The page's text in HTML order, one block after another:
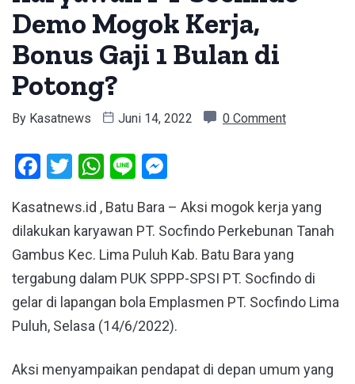
Demo Mogok Kerja,
Bonus Gaji 1 Bulan di
Potong?
By Kasatnews Juni 14, 2022 0 Comment
Facebook
Twitter
WhatsApp
Line
Kasatnews.id , Batu Bara – Aksi mogok kerja yang
dilakukan karyawan PT. Socfindo Perkebunan Tanah
Gambus Kec. Lima Puluh Kab. Batu Bara yang
tergabung dalam PUK SPPP-SPSI PT. Socfindo di
gelar di lapangan bola Emplasmen PT. Socfindo Lima
Puluh, Selasa (14/6/2022).
Aksi menyampaikan pendapat di depan umum yang